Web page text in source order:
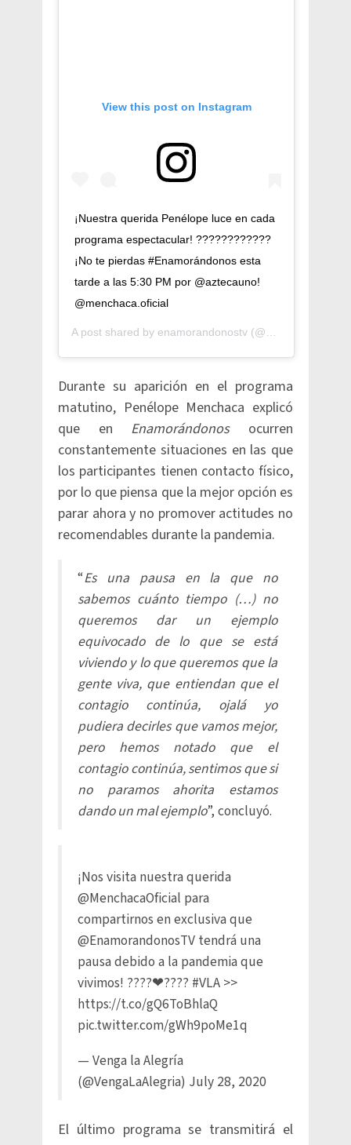
View this post on Instagram
¡Nuestra querida Penélope luce en cada
programa espectacular! ????????????
¡No te pierdas #Enamorándonos esta
tarde a las 5:30 PM por @aztecauno!
@menchaca.oficial
A post shared by enamorandonostv (@enamorandonostv) on
Durante su aparición en el programa
matutino, Penélope Menchaca explicó
que en Enamorándonos ocurren
constantemente situaciones en las que
los participantes tienen contacto físico,
por lo que piensa que la mejor opción es
parar ahora y no promover actitudes no
recomendables durante la pandemia.
“Es una pausa en la que no
sabemos cuánto tiempo (…) no
queremos dar un ejemplo
equivocado de lo que se está
viviendo y lo que queremos que la
gente viva, que entiendan que el
contagio continúa, ojalá yo
pudiera decirles que vamos mejor,
pero hemos notado que el
contagio continúa, sentimos que si
no paramos ahorita estamos
dando un mal ejemplo”, concluyó.
¡Nos visita nuestra querida
@MenchacaOficial para
compartirnos en exclusiva que
@EnamorandonosTV tendrá una
pausa debido a la pandemia que
vivimos! ????❤???? #VLA >>
https://t.co/gQ6ToBhlaQ
pic.twitter.com/gWh9poMe1q
— Venga la Alegría
(@VengaLaAlegria) July 28, 2020
El último programa se transmitirá el